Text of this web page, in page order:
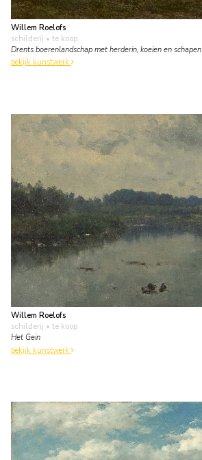
Willem Roelofs
schilderij • te koop
Drents boerenlandschap met herderin, koeien en schapen
bekijk kunstwerk
Willem Roelofs
schilderij • te koop
Het Gein
bekijk kunstwerk